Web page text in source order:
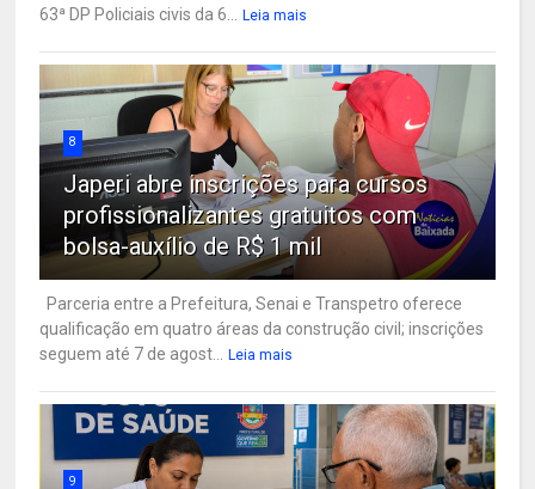
63ª DP Policiais civis da 6...
Leia mais
8
Japeri abre inscrições para cursos
profissionalizantes gratuitos com
bolsa-auxílio de R$ 1 mil
Parceria entre a Prefeitura, Senai e Transpetro oferece
qualificação em quatro áreas da construção civil; inscrições
seguem até 7 de agost...
Leia mais
9